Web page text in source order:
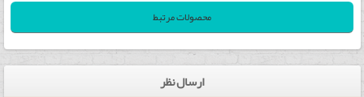
محصولات مرتبط
ارسال نظر